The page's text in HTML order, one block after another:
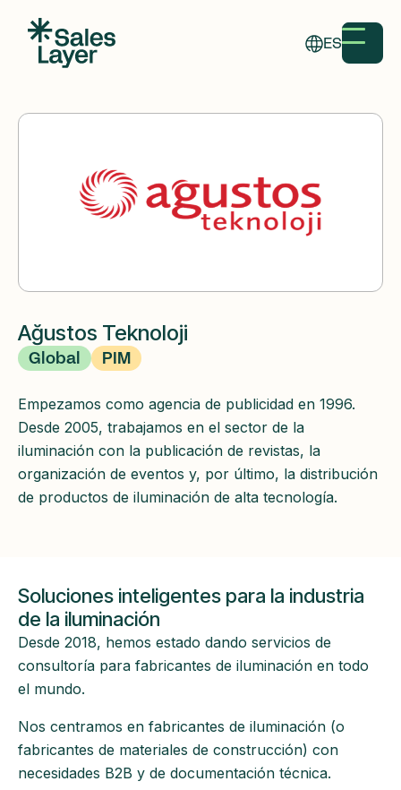
ES
Ağustos Teknoloji
Global PIM
Empezamos como agencia de publicidad en 1996.
Desde 2005, trabajamos en el sector de la
iluminación con la publicación de revistas, la
organización de eventos y, por último, la distribución
de productos de iluminación de alta tecnología.
Soluciones inteligentes para la industria
de la iluminación
Desde 2018, hemos estado dando servicios de
consultoría para fabricantes de iluminación en todo
el mundo.
Nos centramos en fabricantes de iluminación (o
fabricantes de materiales de construcción) con
necesidades B2B y de documentación técnica.